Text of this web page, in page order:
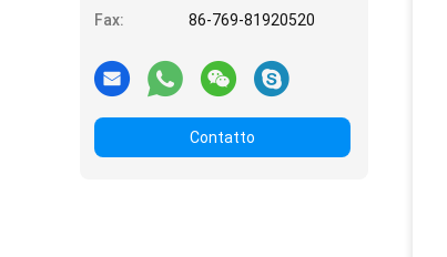
Fax:
86-769-81920520
Contatto